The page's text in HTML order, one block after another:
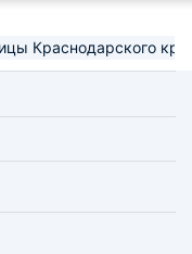
Краснодарского